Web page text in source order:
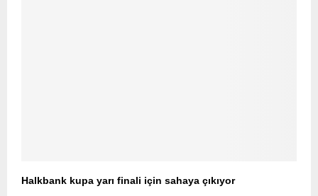
Halkbank kupa yarı finali için sahaya çıkıyor